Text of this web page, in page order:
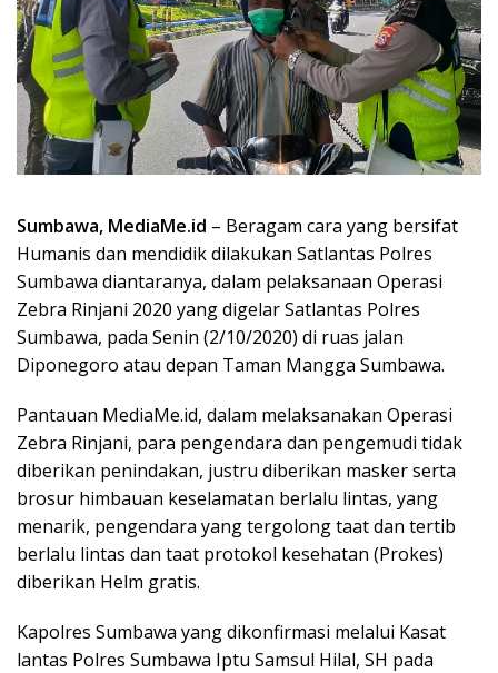
Sumbawa, MediaMe.id – Beragam cara yang bersifat
Humanis dan mendidik dilakukan Satlantas Polres
Sumbawa diantaranya, dalam pelaksanaan Operasi
Zebra Rinjani 2020 yang digelar Satlantas Polres
Sumbawa, pada Senin (2/10/2020) di ruas jalan
Diponegoro atau depan Taman Mangga Sumbawa.
Pantauan MediaMe.id, dalam melaksanakan Operasi
Zebra Rinjani, para pengendara dan pengemudi tidak
diberikan penindakan, justru diberikan masker serta
brosur himbauan keselamatan berlalu lintas, yang
menarik, pengendara yang tergolong taat dan tertib
berlalu lintas dan taat protokol kesehatan (Prokes)
diberikan Helm gratis.
Kapolres Sumbawa yang dikonfirmasi melalui Kasat
lantas Polres Sumbawa Iptu Samsul Hilal, SH pada